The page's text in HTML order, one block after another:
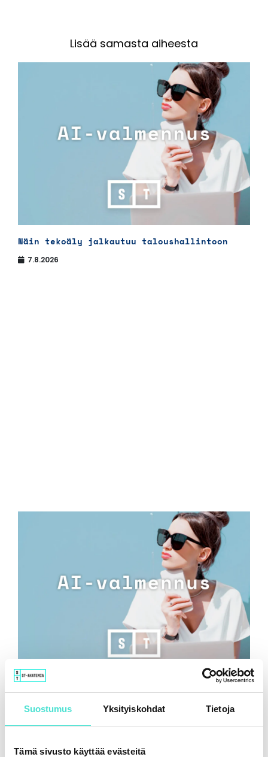
Suostumus Yksityiskohdat Tietoja
Tämä sivusto käyttää evästeitä
Lisää samasta aiheesta
Näin tekoäly jalkautuu taloushallintoon
7.8.2026
Tekoäly ja taloudellisen raportoinnin uusi
luotettavuustaso